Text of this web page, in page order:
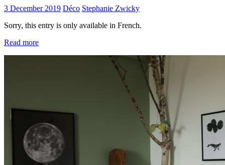
3 December 2019 Déco Stephanie Zwicky
Sorry, this entry is only available in French.
Read more